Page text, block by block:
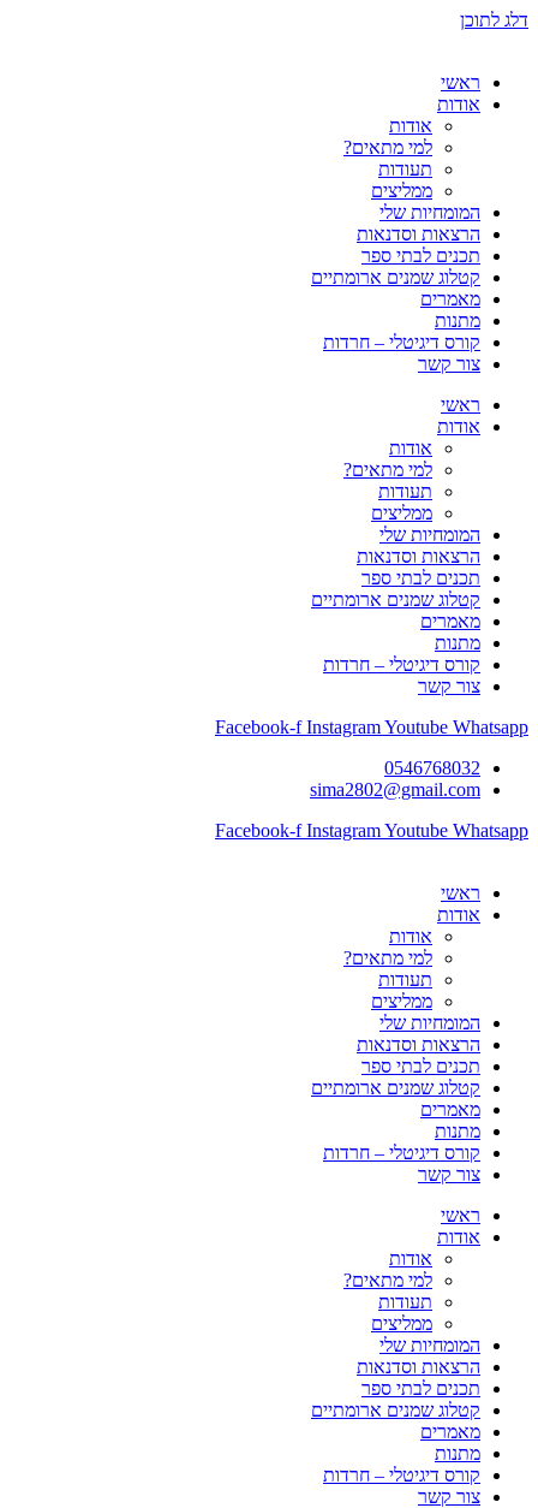
דלג לתוכן
ראשי
אודות
אודות
למי מתאים?
תעודות
ממליצים
המומחיות שלי
הרצאות וסדנאות
תכנים לבתי ספר
קטלוג שמנים ארומתיים
מאמרים
מתנות
קורס דיגיטלי – חרדות
צור קשר
ראשי
אודות
אודות
למי מתאים?
תעודות
ממליצים
המומחיות שלי
הרצאות וסדנאות
תכנים לבתי ספר
קטלוג שמנים ארומתיים
מאמרים
מתנות
קורס דיגיטלי – חרדות
צור קשר
Facebook-f InstagramYoutube Whatsapp
0546768032
sima2802@gmail.com
Facebook-f InstagramYoutube Whatsapp
ראשי
אודות
אודות
למי מתאים?
תעודות
ממליצים
המומחיות שלי
הרצאות וסדנאות
תכנים לבתי ספר
קטלוג שמנים ארומתיים
מאמרים
מתנות
קורס דיגיטלי – חרדות
צור קשר
ראשי
אודות
אודות
למי מתאים?
תעודות
ממליצים
המומחיות שלי
הרצאות וסדנאות
תכנים לבתי ספר
קטלוג שמנים ארומתיים
מאמרים
מתנות
קורס דיגיטלי – חרדות
צור קשר